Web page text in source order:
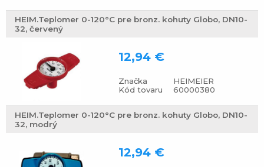
HEIM.Teplomer 0-120°C pre bronz. kohuty Globo, DN10-
32, červený
Značka
HEIMEIER
Kód tovaru
60000380
12,94 €
HEIM.Teplomer 0-120°C pre bronz. kohuty Globo, DN10-
32, modrý
12,94 €